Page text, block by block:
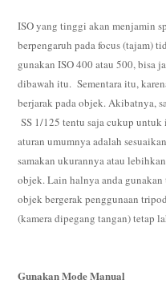
ISO yang tinggi akan menjamin
berpengaruh pada focus (tajam)
gunakan ISO 400 atau 500, bisa
dibawah itu. Sementara itu,
berjarak pada objek. Akibatnya,
SS 1/125 tentu saja cukup
aturan umumnya adalah
samakan ukurannya atau
objek. Lain halnya anda
objek bergerak penggunaan
(kamera dipegang tangan) tetap
Gunakan Mode Manual